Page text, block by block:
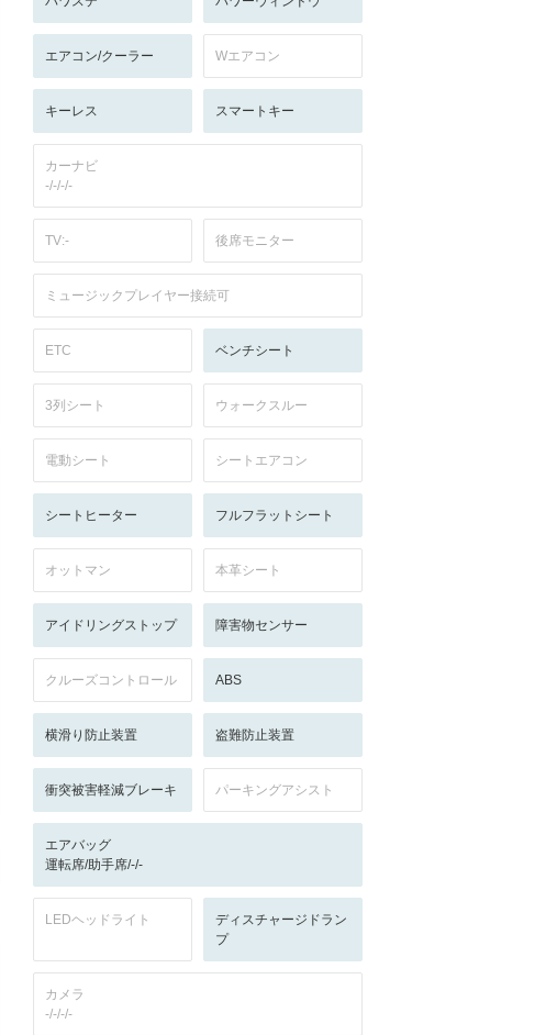
エアコン/クーラー Wエアコン
キーレス スマートキー
カーナビ
-/-/-/-
TV:- 後席モニター
ミュージックプレイヤー接続可
ETC ベンチシート
3列シート ウォークスルー
電動シート シートエアコン
シートヒーター フルフラットシート
オットマン 本革シート
アイドリングストップ 障害物センサー
クルーズコントロール ABS
横滑り防止装置 盗難防止装置
衝突被害軽減ブレーキ パーキングアシスト
エアバッグ
運転席/助手席/-/-
LEDヘッドライト
ディスチャージドラン
プ
カメラ
-/-/-/-